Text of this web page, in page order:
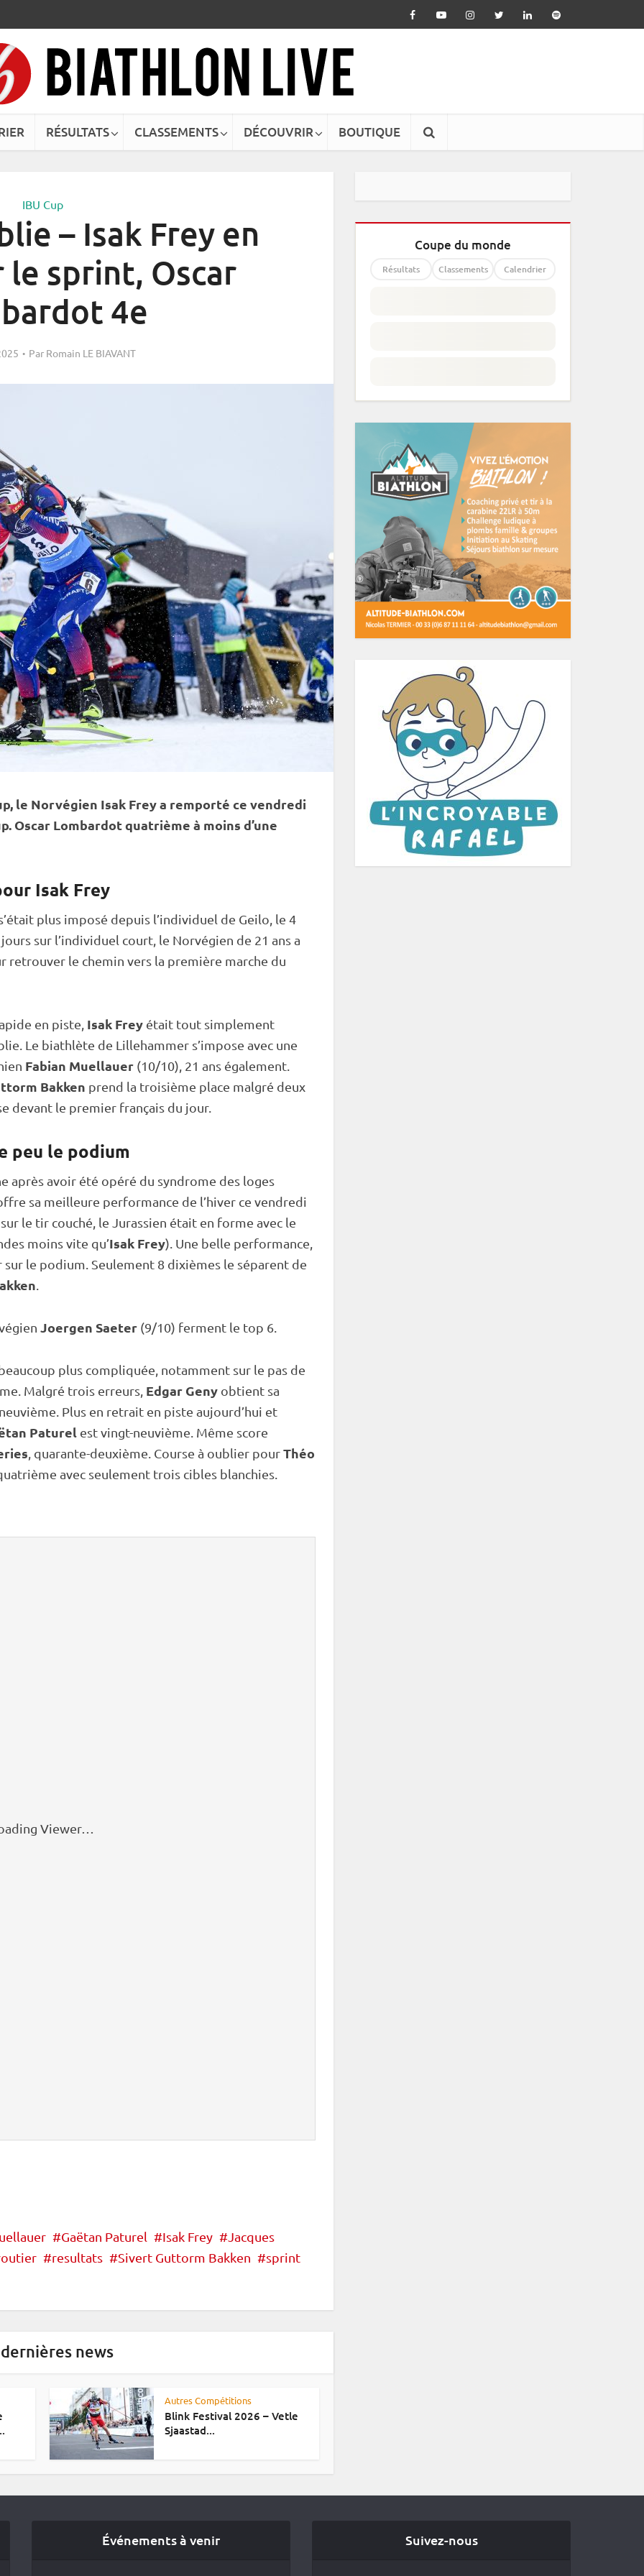
RÉSULTATS CLASSEMENTS DÉCOUVRIR BOUTIQUE
IBU Cup
– Isak Frey en
sprint, Oscar
4e
Par Romain LE BIAVANT
, le Norvégien Isak Frey a remporté ce vendredi
. Oscar Lombardot quatrième à moins d’une
Isak Frey
plus imposé depuis l’individuel de Geilo, le 4
sur l’individuel court, le Norvégien de 21 ans a
retrouver le chemin vers la première marche du
en piste Isak Frey était tout simplement
Le biathlète de Lillehammer s’impose avec une
Fabian Muellauer (10/10), 21 ans également.
Bakken prend la troisième place malgré deux
devant le premier français du jour.
peu le podium
après avoir été opéré du syndrome des loges
sa meilleure performance de l’hiver ce vendredi
le tir couché , le Jurassien était en forme avec le
moins vite qu’Isak Frey). Une belle performance,
le podium. Seulement 8 dixièmes le séparent de
Joergen Saeter (9/10) ferment le top 6.
plus compliquée, notamment sur le pas de
Malgré trois erreurs, Edgar Geny obtient sa
Plus en retrait en piste aujourd’hui et
Paturel est vingt-neuvième. Même score
, quarante-deuxième. Course à oublier pourThéo
avec seulement trois cibles blanchies.
Viewer…
Gaëtan Paturel Isak Frey
Jacques
resultats Sivert Guttorm Bakken sprint
news
Autres Compétitions
Blink Festival 2026 – Vetle
Sjaastad...
Coupe du monde
Résultats Classements Calendrier
Événements à venir Suivez-nous